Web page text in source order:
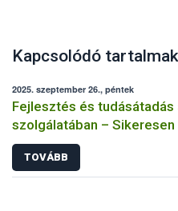
Kapcsolódó tartalmak
2025. szeptember 26., péntek
Fejlesztés és
szolgálatában –
üzemi projektje
TOVÁBB